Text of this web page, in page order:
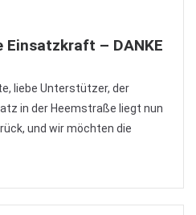
Einsatzkraft – DANKE
liebe Unterstützer, der
in der Heemstraße liegt nun
und wir möchten die